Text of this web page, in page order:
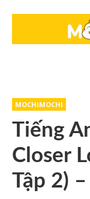
MOCHIMOCHI
Tiếng
Closer
Tập 2)